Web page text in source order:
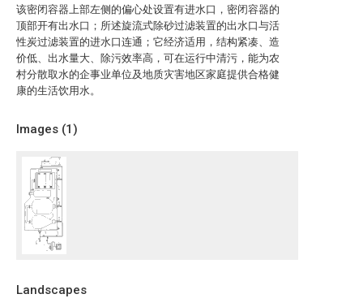
该密闭容器上部左侧的偏心处设置有进水口，密闭容器的
顶部开有出水口；所述旋流式除砂过滤装置的出水口与活
性炭过滤装置的进水口连通；它经济适用，结构紧凑、造
价低、出水量大、除污效率高，可在运行中清污，能为农
村分散取水的企事业单位及地质灾害地区家庭提供合格健
康的生活饮用水。
Images (1)
Landscapes